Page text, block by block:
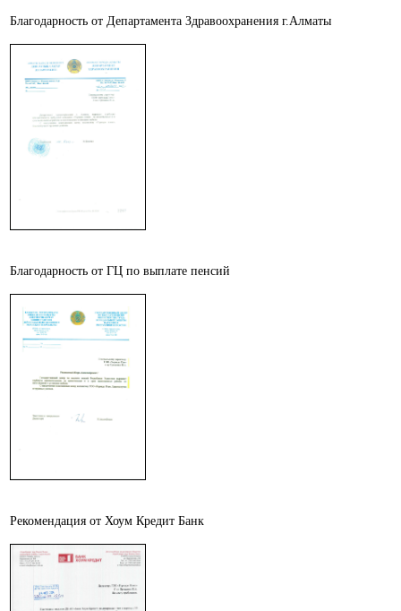
Благодарность от Департамента Здравоохранения г.Алматы
Благодарность от ГЦ по выплате пенсий
Рекомендация от Хоум Кредит Банк